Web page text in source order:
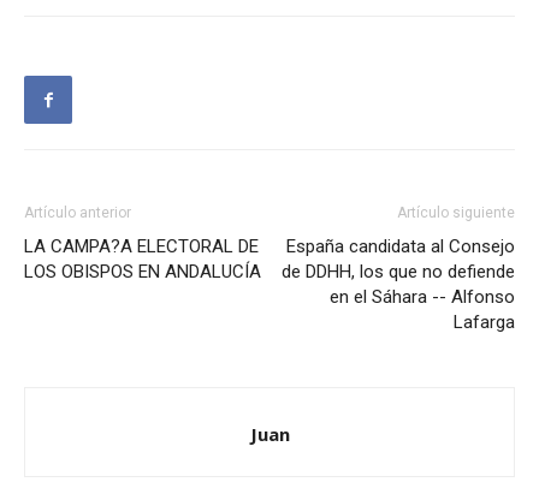
Artículo anterior
LA CAMPA?A ELECTORAL DE
LOS OBISPOS EN ANDALUCÍA
Artículo siguiente
España candidata al Consejo
de DDHH, los que no defiende
en el Sáhara -- Alfonso
Lafarga
Juan